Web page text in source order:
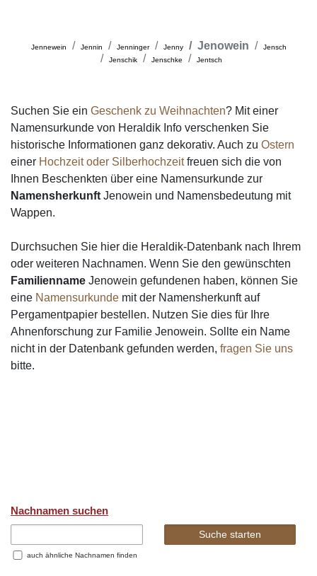
Jennewein Jennin Jenninger Jenny Jenowein
Jensch
Jenschik
Jenschke Jentsch
Suchen Sie ein Geschenk zu Weihnachten? Mit einer
Namensurkunde von Heraldik Info verschenken Sie
historische Informationen ganz dekorativ. Auch zu Ostern
einer Hochzeit oder Silberhochzeitfreuen sich die von
Ihnen Beschenkten über eine Namensurkunde zur
Namensherkunft Jenowein und Namensbedeutung mit
Wappen.
Durchsuchen Sie hier die Heraldik-Datenbank nach Ihrem
oder weiteren Nachnamen. Wenn Sie den gewünschten
Familienname Jenowein gefundenen haben, können Sie
eine Namensurkunde mit der Namensherkunft auf
Pergamentpapier bestellen. Nutzen Sie dies für Ihre
Ahnenforschung zur Familie Jenowein. Sollte ein Name
nicht in der Datenbank gefunden werden, fragen Sie uns
bitte.
Nachnamen suchen
auch ähnliche Nachnamen finden